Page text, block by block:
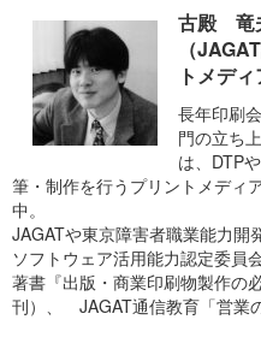
古殿 竜
（
トメデ
長年印刷
門の立ち
は、DTP
筆・制作を行うプリントメディ
中。
JAGATや東京障害者職業能力開
ソフトウェア活用能力認定委員
著書『出版・商業印刷物製作の
刊）、 JAGAT通信教育「営業